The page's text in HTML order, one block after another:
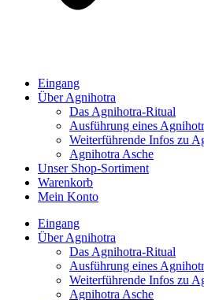
Eingang
Über Agnihotra
Das Agnihotra-Ritual
Ausführung eines
Weiterführende Infos zu
Agnihotra Asche
Unser Shop-Sortiment
Warenkorb
Mein Konto
Eingang
Über Agnihotra
Das Agnihotra-Ritual
Ausführung eines
Weiterführende Infos zu
Agnihotra Asche